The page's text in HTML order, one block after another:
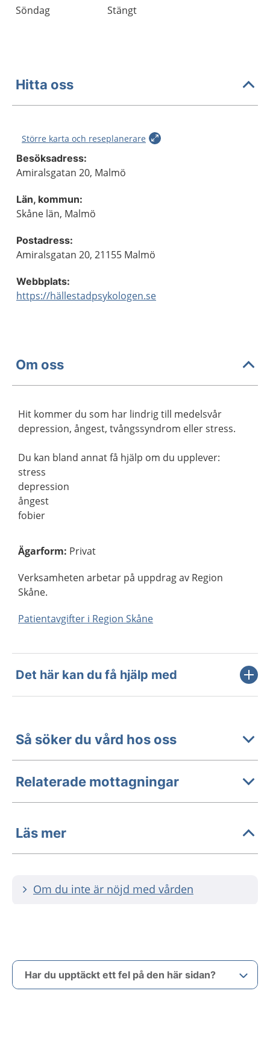
Söndag Stängt
Hitta oss
Större karta och reseplanerare
Besöksadress:
Amiralsgatan 20, Malmö
Län, kommun:
Skåne län, Malmö
Postadress:
Amiralsgatan 20, 21155 Malmö
Webbplats:
https://hällestadpsykologen.se
Om oss
Hit kommer du som har lindrig till medelsvår
depression, ångest, tvångssyndrom eller stress.
Du kan bland annat få hjälp om du upplever:
stress
depression
ångest
fobier
Ägarform: Privat
Verksamheten arbetar på uppdrag av Region
Skåne.
Patientavgifter i Region Skåne
Det här kan du få hjälp med
Så söker du vård hos oss
Relaterade mottagningar
Läs mer
Om du inte är nöjd med vården
Har du upptäckt ett fel på den här sidan?